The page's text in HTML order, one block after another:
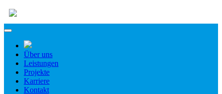
Über uns
Leistungen
Projekte
Karriere
Kontakt